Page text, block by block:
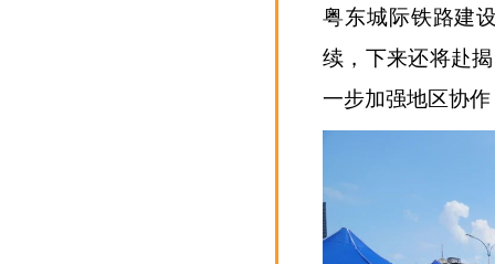
粤东城际铁路建
续，下来还将赴
一步加强地区协